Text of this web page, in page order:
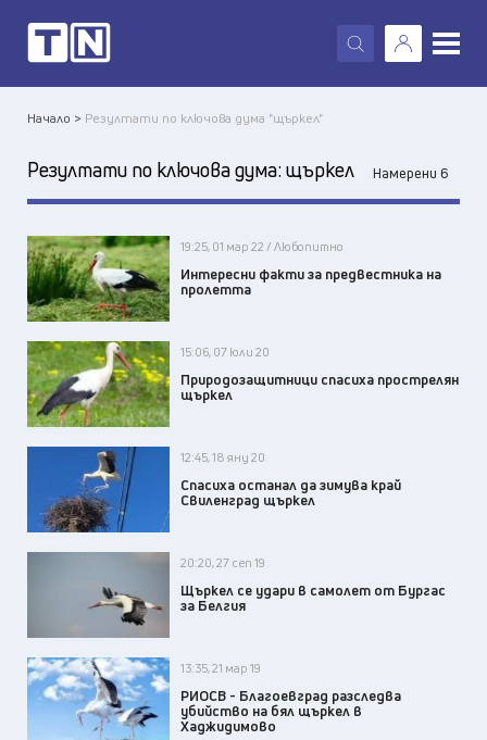
X
Начало > Резултати по ключова дума "щъркел"
Резултати по ключова дума: щъркел Намерени 6
19:25, 01 мар 22 / Любопитно
Интересни факти за предвестника на
пролетта
15:06, 07 юли 20
Природозащитници спасиха прострелян
щъркел
12:45, 18 яну 20
Спасиха останал да зимува край
Свиленград щъркел
20:20, 27 сеп 19
Щъркел се удари в самолет от Бургас
за Белгия
13:35, 21 мар 19
РИОСВ - Благоевград разследва
убийство на бял щъркел в
Хаджидимово